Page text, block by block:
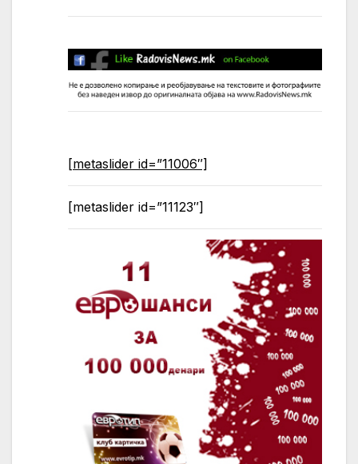
[metaslider id=”11006″]
[metaslider id=”11123″]